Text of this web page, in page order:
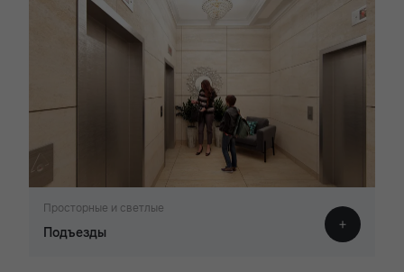
Просторные и светлые
Подъезды